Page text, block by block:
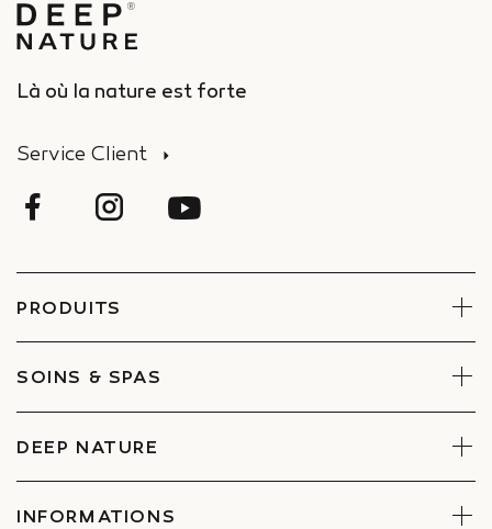
Là où la nature est forte
Service Client
PRODUITS
Visage
Corps
Coffrets
SOINS & SPAS
Réserver un soin
Trouver un Spa
DEEP NATURE
Engagements
Espace entreprises et CE
INFORMATIONS